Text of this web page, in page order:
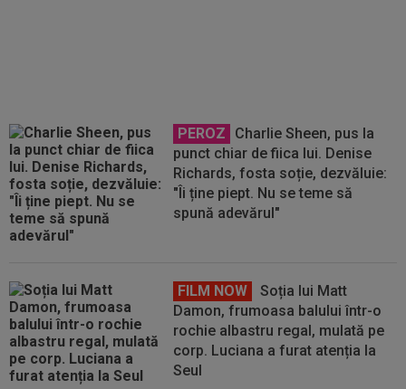
PEROZ
Charlie Sheen, pus la
punct chiar de fiica lui. Denise
Richards, fosta soție, dezvăluie:
"Îi ține piept. Nu se teme să
spună adevărul"
FILM NOW
Soția lui Matt
Damon, frumoasa balului într-o
rochie albastru regal, mulată pe
corp. Luciana a furat atenția la
Seul